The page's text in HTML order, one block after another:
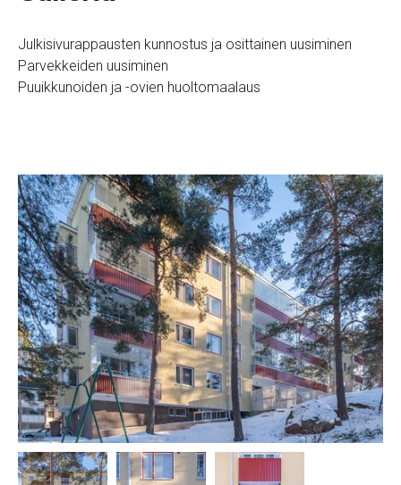
Julkisivurappausten kunnostus ja osittainen uusiminen
Parvekkeiden uusiminen
Puuikkunoiden ja -ovien huoltomaalaus